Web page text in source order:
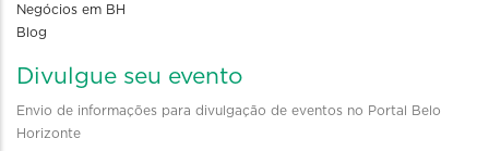
Negócios em BH
Blog
Divulgue seu evento
Envio de informações para divulgação de eventos no Portal Belo
Horizonte